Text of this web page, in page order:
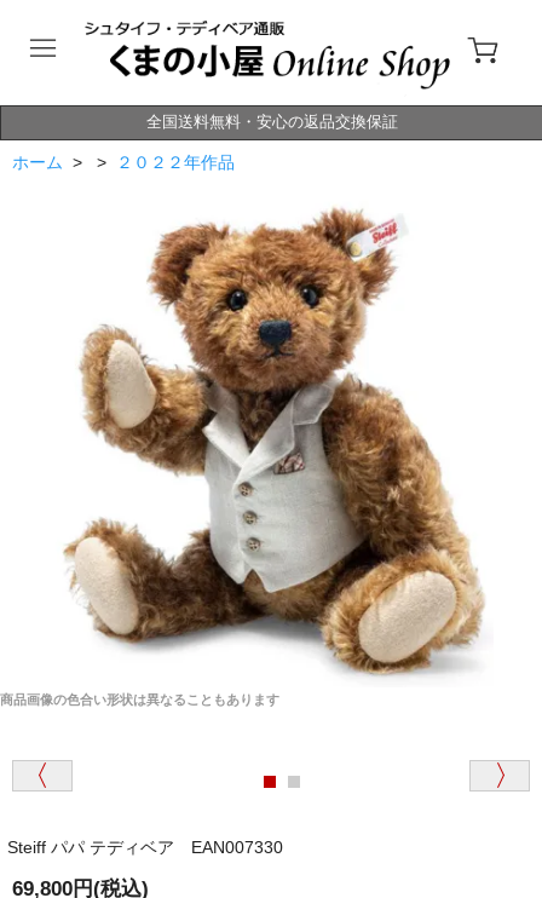
全国送料無料・安心の返品交換保証
ホーム > > ２０２２年作品
商品画像の色合い形状は異なることもあります
Steiff パパ テディベア EAN007330
69,800円(税込)